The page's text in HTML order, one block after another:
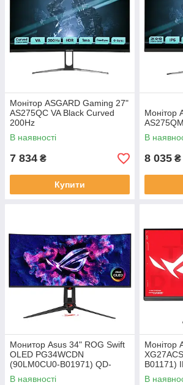
Монітор ASGARD Gaming 27"
AS275QC VA Black Curved
200Hz
В наявності
7 834 ₴
Купити
Монітор
В
8 035 ₴
Монитор Asus 34" ROG Swift
OLED PG34WCDN
(90LM0CU0-B01971) QD-
OLED Curved Black 360Hz
В наявності
Монітор
B01171)
В